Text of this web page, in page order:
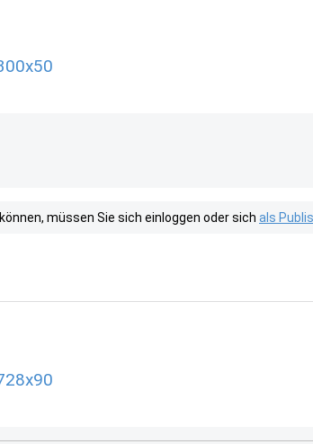
müssen Sie sich einloggen oder sich als